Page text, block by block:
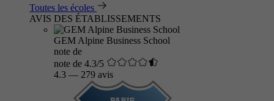
Toutes les écoles
AVIS DES ÉTABLISSEMENTS
GEM Alpine Business School
note de
note de 4.3/5
4.3 — 279 avis